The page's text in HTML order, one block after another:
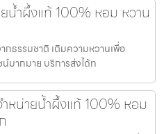
น้ำผึ้งแท้ 100% หอม หวาน
ธรรมชาติ เติมความหวานเพื่อ
มากมาย บริการส่งได้ท
น่ายน้ำผึ้งแท้ 100% หอม